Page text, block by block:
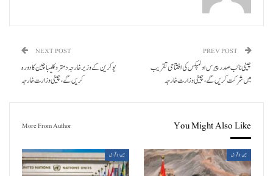
چینی نائب صدر پیرس اولمپکس کی افتتاحی تقریب
میں شرکت کریں گے، چینی وزارت خارجہ
NEXT POST
یوکرین کے وزیر خارجہ دمترو کلیبا چین کا دورہ
کریں گے، چینی وزارت خارجہ
You Might Also Like
More From Author
بین الاقوامی بین الاقوامی